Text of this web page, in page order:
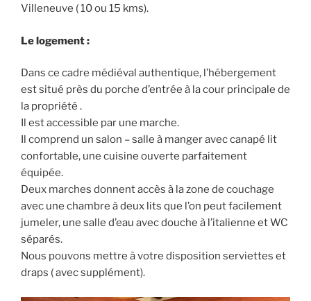
Villeneuve ( 10 ou 15 kms).
Le logement :
Dans ce cadre médiéval authentique, l’hébergement
est situé près du porche d’entrée à la cour principale de
la propriété .
Il est accessible par une marche.
Il comprend un salon – salle à manger avec canapé lit
confortable, une cuisine ouverte parfaitement
équipée.
Deux marches donnent accès à la zone de couchage
avec une chambre à deux lits que l’on peut facilement
jumeler, une salle d’eau avec douche à l’italienne et WC
séparés.
Nous pouvons mettre à votre disposition serviettes et
draps ( avec supplément).